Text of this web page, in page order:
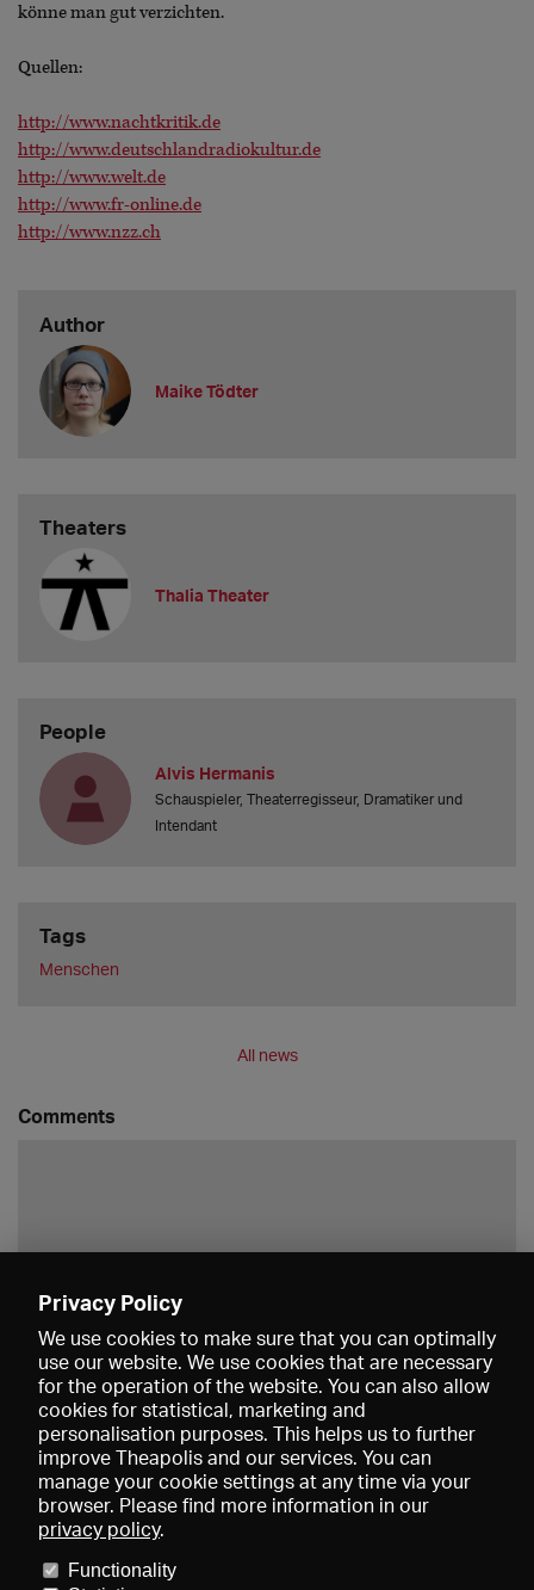
könne man gut verzichten.
Quellen:
http://www.nachtkritik.de
http://www.deutschlandradiokultur.de
http://www.welt.de
http://www.fr-online.de
http://www.nzz.ch
Author
Maike Tödter
Theaters
Thalia Theater
People
Alvis Hermanis
Schauspieler, Theaterregisseur, Dramatiker und
Intendant
Tags
Menschen
All news
Comments
About us
Imprint
Privacy Policy
We use cookies to make sure that you can optimally
use our website. We use cookies that are necessary
for the operation of the website. You can also allow
cookies for statistical, marketing and
personalisation purposes. This helps us to further
improve Theapolis and our services. You can
manage your cookie settings at any time via your
browser. Please find more information in our
privacy policy.
Functionality